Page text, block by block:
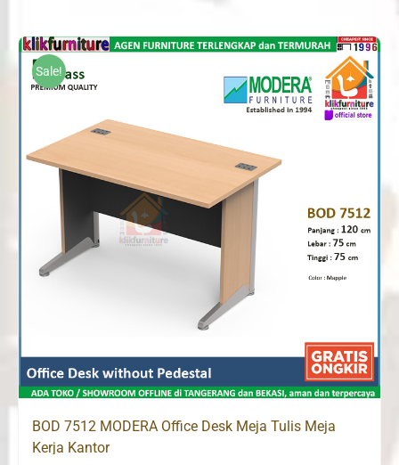
Sale!
BOD 7512 MODERA Office Desk Meja Tulis Meja
Kerja Kantor